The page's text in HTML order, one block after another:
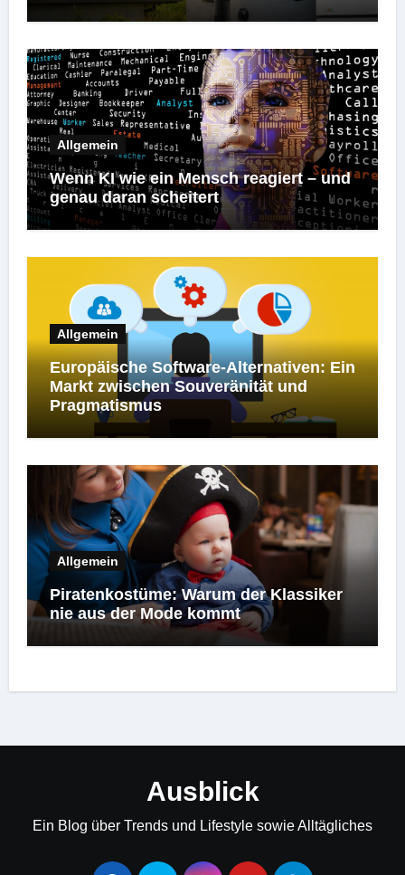
Allgemein
Wenn KI wie ein Mensch reagiert – und
genau daran scheitert
Allgemein
Europäische Software-Alternativen: Ein
Markt zwischen Souveränität und
Pragmatismus
Allgemein
Piratenkostüme: Warum der Klassiker
nie aus der Mode kommt
Ausblick
Ein Blog über Trends und Lifestyle sowie Alltägliches